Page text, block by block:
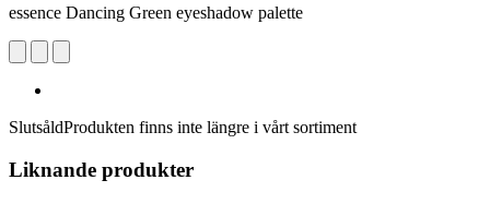
essence Dancing Green eyeshadow palette
SlutsåldProdukten finns inte längre i vårt sortiment
Liknande produkter